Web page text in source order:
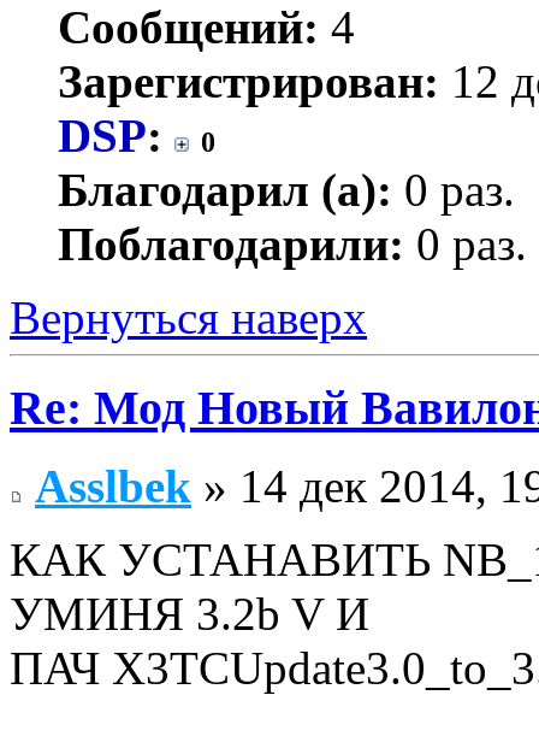
Сообщений: 4
Зарегистрирован: 12
DSP: 0
Благодарил (а): 0 раз.
Поблагодарили: 0 раз.
Вернуться наверх
Re: Мод Новый
Asslbek » 14 дек 2014,
КАК УСТАНАВИТЬ
УМИНЯ 3.2b V И
ПАЧ